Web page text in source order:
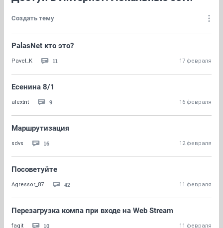
Создать тему
PalasNet кто это?
Pavel_K 11 17 февраля
Ecенина 8/1
alextnt 9 16 февраля
Маршрутизация
sdvs 16 12 февраля
Посоветуйте
Agressor_87 42 11 февраля
Перезагрузка компа при входе на Web Stream
fagit 10 11 февраля